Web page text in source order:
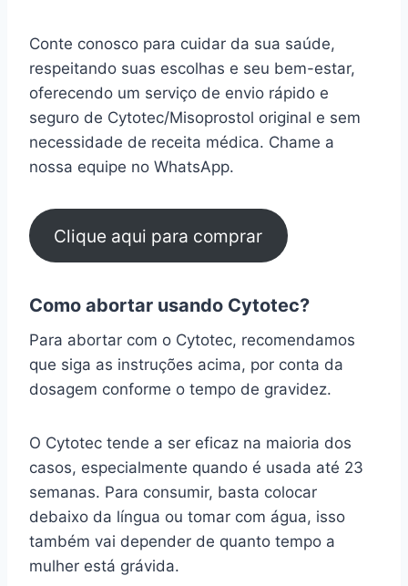
Conte conosco para cuidar da sua saúde,
respeitando suas escolhas e seu bem-estar,
oferecendo um serviço de envio rápido e
seguro de Cytotec/Misoprostol original e sem
necessidade de receita médica. Chame a
nossa equipe no WhatsApp.
Clique aqui para comprar
Como abortar usando Cytotec?
Para abortar com o Cytotec, recomendamos
que siga as instruções acima, por conta da
dosagem conforme o tempo de gravidez.
O Cytotec tende a ser eficaz na maioria dos
casos, especialmente quando é usada até 23
semanas. Para consumir, basta colocar
debaixo da língua ou tomar com água, isso
também vai depender de quanto tempo a
mulher está grávida.